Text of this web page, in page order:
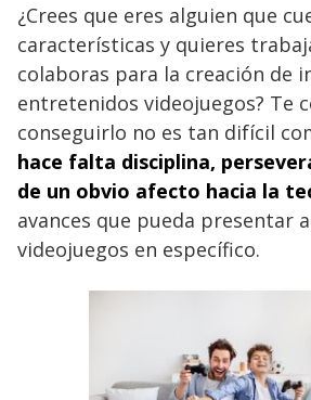
¿Crees que eres alguien que
características y quieres
colaboras para la creación de
entretenidos videojuegos? Te
conseguirlo no es tan difícil
hace falta disciplina,
de un obvio afecto hacia la
avances que pueda presentar
videojuegos en específico.